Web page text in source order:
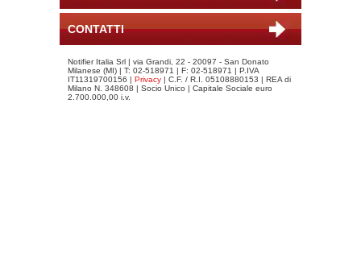
CONTATTI
Notifier Italia Srl | via Grandi, 22 - 20097 - San Donato
Milanese (MI) | T: 02-518971 | F: 02-518971 | P.IVA
IT11319700156 | Privacy | C.F. / R.I. 05108880153 | REA di
Milano N. 348608 | Socio Unico | Capitale Sociale euro
2.700.000,00 i.v.